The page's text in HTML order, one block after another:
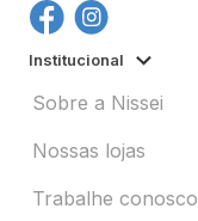
Institucional
Sobre a Nissei
Nossas lojas
Trabalhe conosco